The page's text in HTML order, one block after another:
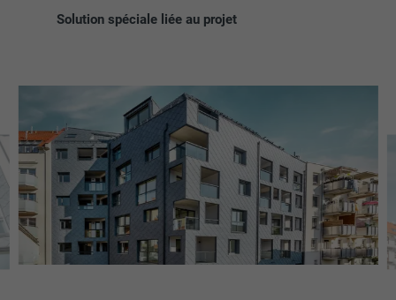
Solution spéciale liée au projet